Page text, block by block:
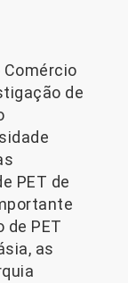
de
PET de
de PET
as